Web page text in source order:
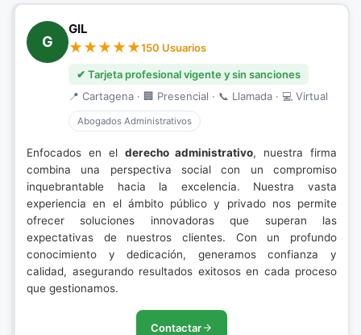
G
GIL
150 Usuarios
✔ Tarjeta profesional vigente y sin sanciones
📍 Cartagena · 🏢 Presencial · 📞 Llamada · 💻 Virtual
Abogados Administrativos
Enfocados en el derecho administrativo, nuestra firma
combina una perspectiva social con un compromiso
inquebrantable hacia la excelencia. Nuestra vasta
experiencia en el ámbito público y privado nos permite
ofrecer soluciones innovadoras que superan las
expectativas de nuestros clientes. Con un profundo
conocimiento y dedicación, generamos confianza y
calidad, asegurando resultados exitosos en cada proceso
que gestionamos.
Contactar